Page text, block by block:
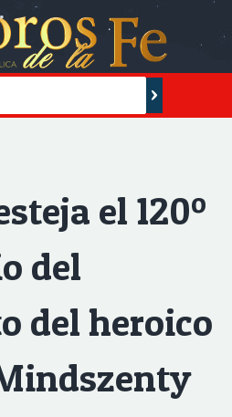
el 120º
del
del heroico